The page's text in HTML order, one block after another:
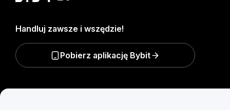
Handluj zawsze i wszędzie!
Pobierz aplikację Bybit